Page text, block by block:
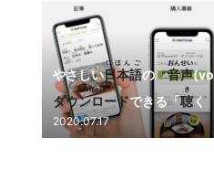
やさしい日本語
にほんご
の音声
おんせい
ダウンロード
download
できる「聴
き
く
しい日本語
にほんご
」が 始
はじ
まりま
2020.07.17